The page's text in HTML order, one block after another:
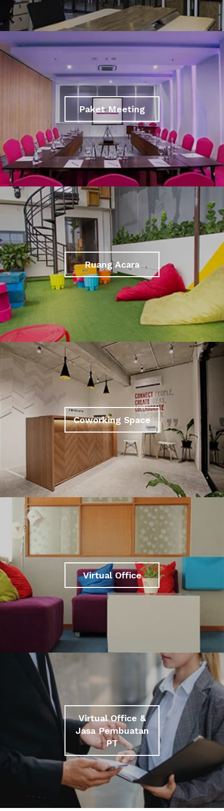
Paket Meeting
Ruang Acara
Coworking Space
Virtual Office
Virtual Office &
Jasa Pembuatan
PT